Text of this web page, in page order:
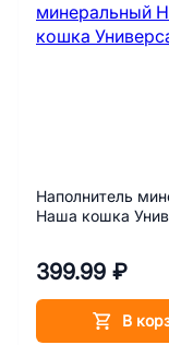
Наполнитель
Наша кошка
399.99 ₽
В